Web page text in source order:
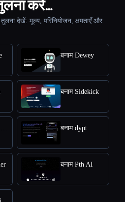
करें…
देखें: मूल्य, परिनियोजन, क्षमताएँ और
बनाम Dewey
बनाम Sidekick
बनाम So You Had An Idea बनाम dypt
बनाम Pth AI